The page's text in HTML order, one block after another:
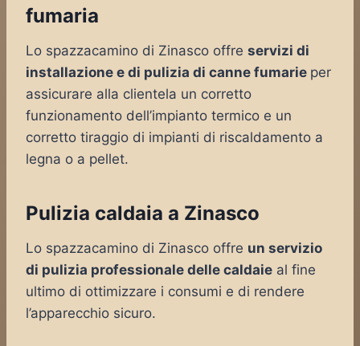
fumaria
Lo spazzacamino di Zinasco offre servizi di
installazione e di pulizia di canne fumarie per
assicurare alla clientela un corretto
funzionamento dell’impianto termico e un
corretto tiraggio di impianti di riscaldamento a
legna o a pellet.
Pulizia caldaia a Zinasco
Lo spazzacamino di Zinasco offre un servizio
di pulizia professionale delle caldaie al fine
ultimo di ottimizzare i consumi e di rendere
l’apparecchio sicuro.